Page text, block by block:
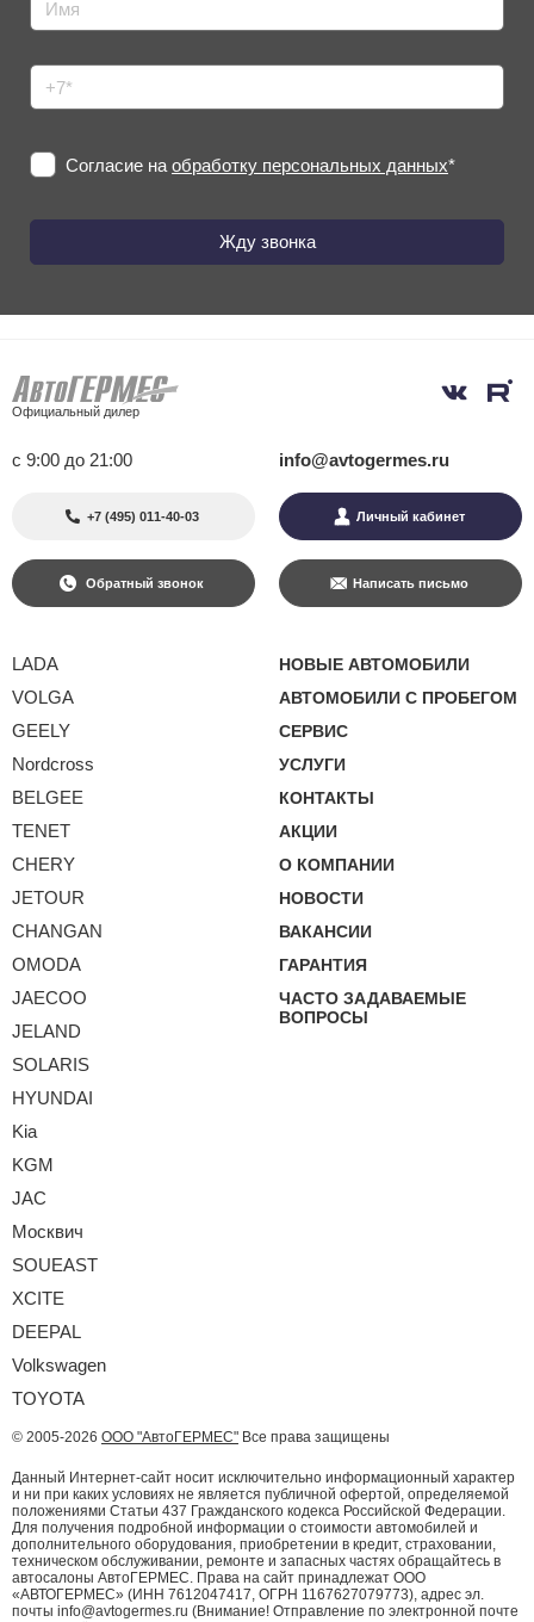
Согласие на обработку персональных данных*
Официальный дилер
с 9:00 до 21:00 info@avtogermes.ru
+7 (495) 011-40-03 Личный кабинет
Обратный звонок Написать письмо
LADA
VOLGA
GEELY
Nordcross
BELGEE
TENET
CHERY
JETOUR
CHANGAN
OMODA
JAECOO
JELAND
SOLARIS
HYUNDAI
Kia
KGM
JAC
Москвич
SOUEAST
XCITE
DEEPAL
Volkswagen
TOYOTA
НОВЫЕ АВТОМОБИЛИ
АВТОМОБИЛИ С ПРОБЕГОМ
СЕРВИС
УСЛУГИ
КОНТАКТЫ
АКЦИИ
О КОМПАНИИ
НОВОСТИ
ВАКАНСИИ
ГАРАНТИЯ
ЧАСТО ЗАДАВАЕМЫЕ
ВОПРОСЫ
© 2005-2026 ООО "АвтоГЕРМЕС" Все права защищены
Данный Интернет-сайт носит исключительно информационный характер
и ни при каких условиях не является публичной офертой, определяемой
положениями Статьи 437 Гражданского кодекса Российской Федерации.
Для получения подробной информации о стоимости автомобилей и
дополнительного оборудования, приобретении в кредит, страховании,
техническом обслуживании, ремонте и запасных частях обращайтесь в
автосалоны АвтоГЕРМЕС. Права на сайт принадлежат ООО
«АВТОГЕРМЕС» (ИНН 7612047417, ОГРН 1167627079773), адрес эл.
почты info@avtogermes.ru (Внимание! Отправление по электронной почте